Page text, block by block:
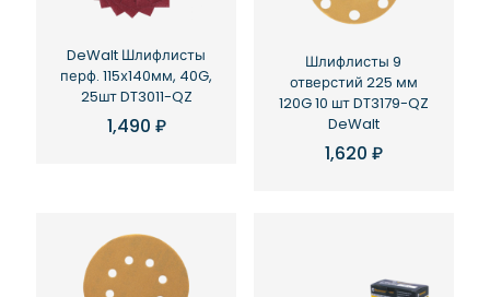
DeWalt Шлифлисты
перф. 115х140мм, 40G,
25шт DT3011-QZ
1,490 ₽
Шлифлисты 9
отверстий 225 мм
120G 10 шт DT3179-QZ
DeWalt
1,620 ₽